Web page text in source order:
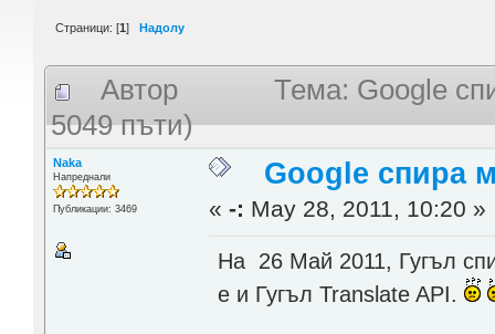
Страници: [1] Надолу
Автор
Тема: Google
5049 пъти)
Naka
Напреднали
Публикации: 3469
Google спира
«-: May 28, 2011, 10:20 »
На 26 Май 2011, Гугъл
е и Гугъл Translate API.